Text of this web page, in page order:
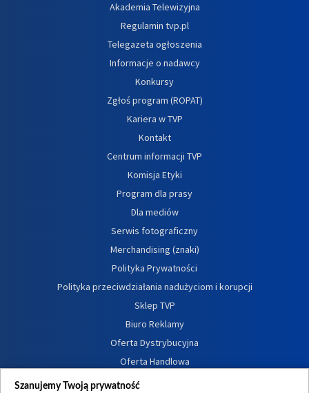
Akademia Telewizyjna
Regulamin tvp.pl
Telegazeta ogłoszenia
Informacje o nadawcy
Konkursy
Zgłoś program (ROPAT)
Kariera w TVP
Kontakt
Centrum informacji TVP
Komisja Etyki
Program dla prasy
Dla mediów
Serwis fotograficzny
Merchandising (znaki)
Polityka Prywatności
Polityka przeciwdziałania nadużyciom i korupcji
Sklep TVP
Biuro Reklamy
Oferta Dystrybucyjna
Oferta Handlowa
Dostępność
Szanujemy Twoją prywatność